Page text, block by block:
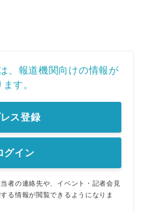
、報道機関向けの情報が
す。
ス登録
グイン
者の連絡先や、イベント・記者会見
る情報が閲覧できるようになりま